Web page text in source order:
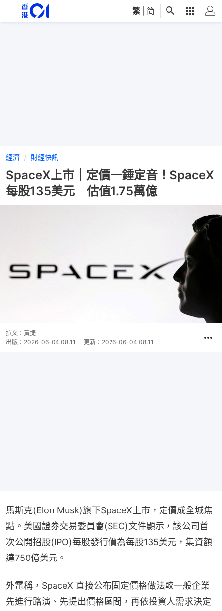
繁 简
經濟 財經快訊
SpaceX上市｜定價一錘定音！SpaceX
每股135美元 估值1.75萬億
撰文： 黃捷
出版： 2026-06-04 08:11 更新： 2026-06-04 08:11
馬斯克(Elon Musk)旗下SpaceX上市，定價成全城焦
點。美國證券交易委員會(SEC)文件顯示，該公司首
次公開招股(IPO)每股發行價為每股135美元，集資額
達750億美元。
外電稱，SpaceX 直接公布固定價格做法較一般企業
先進行路演、先提出價格區間，再依投資人需求決定